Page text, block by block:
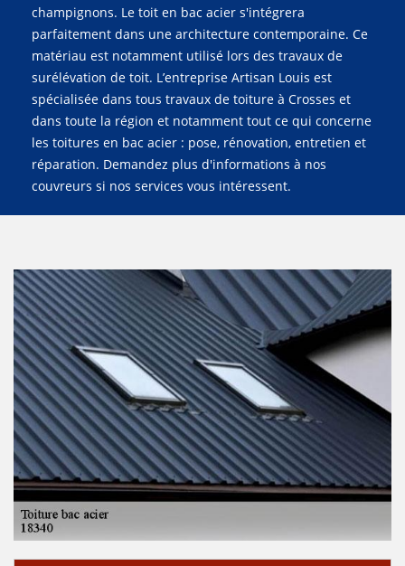
champignons. Le toit en bac acier s'intégrera
parfaitement dans une architecture contemporaine. Ce
matériau est notamment utilisé lors des travaux de
surélévation de toit. L’entreprise Artisan Louis est
spécialisée dans tous travaux de toiture à Crosses et
dans toute la région et notamment tout ce qui concerne
les toitures en bac acier : pose, rénovation, entretien et
réparation. Demandez plus d'informations à nos
couvreurs si nos services vous intéressent.